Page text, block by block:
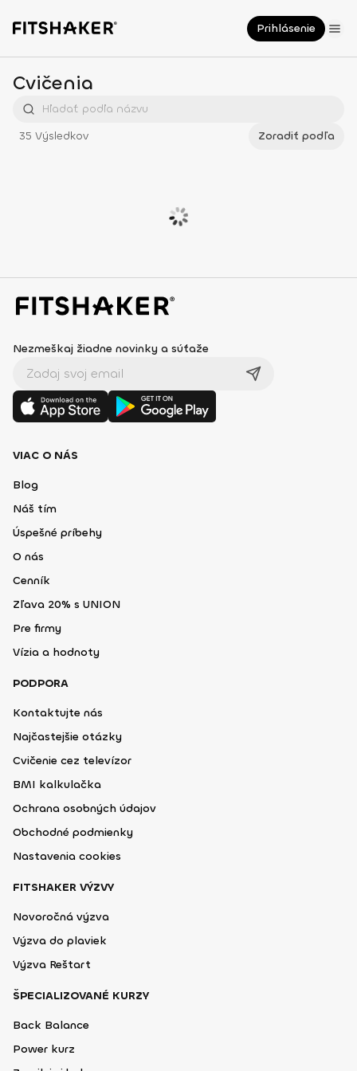
Prihlásenie
Cvičenia
35 Výsledkov Zoradiť podľa
Nezmeškaj žiadne novinky a súťaže
VIAC O NÁS
Blog
Náš tím
Úspešné príbehy
O nás
Cenník
Zľava 20% s UNION
Pre firmy
Vízia a hodnoty
PODPORA
Kontaktujte nás
Najčastejšie otázky
Cvičenie cez televízor
BMI kalkulačka
Ochrana osobných údajov
Obchodné podmienky
Nastavenia cookies
FITSHAKER VÝZVY
Novoročná výzva
Výzva do plaviek
Výzva Reštart
ŠPECIALIZOVANÉ KURZY
Back Balance
Power kurz